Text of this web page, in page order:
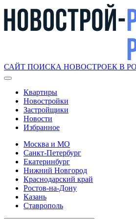
САЙТ ПОИСКА НОВОСТРОЕК В
Квартиры
Новостройки
Застройщики
Новости
Избранное
Москва и МО
Санкт-Петербург
Екатеринбург
Нижний Новгород
Краснодарский край
Ростов-на-Дону
Казань
Ставрополь